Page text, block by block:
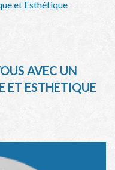
et Esthétique
AVEC UN
ET ESTHETIQUE